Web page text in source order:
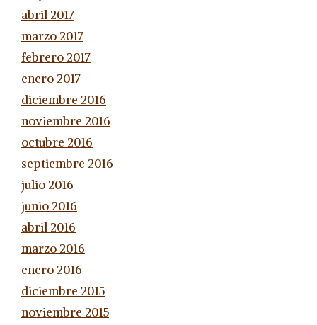
abril 2017
marzo 2017
febrero 2017
enero 2017
diciembre 2016
noviembre 2016
octubre 2016
septiembre 2016
julio 2016
junio 2016
abril 2016
marzo 2016
enero 2016
diciembre 2015
noviembre 2015